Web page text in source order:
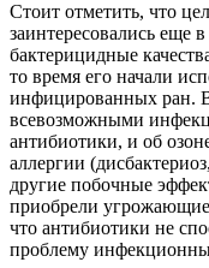
Стоит отметить, что
заинтересовались еще
бактерицидные
то время его начали
инфицированных ран.
всевозможными
антибиотики, и об
аллергии
другие побочные
приобрели
что антибиотики не
проблему